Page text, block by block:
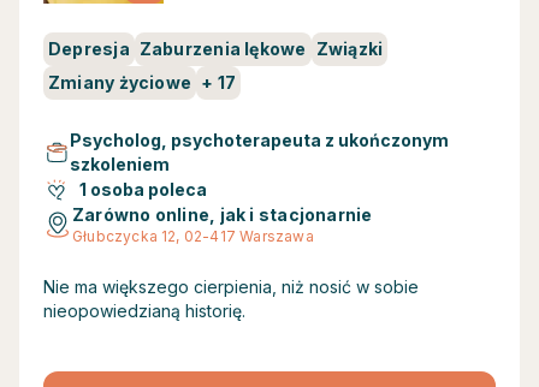
Depresja Zaburzenia lękowe
Związki
Zmiany życiowe + 17
Psycholog, psychoterapeuta z ukończonym
szkoleniem
1 osoba poleca
Zarówno online, jak i stacjonarnie
Głubczycka 12, 02-417 Warszawa
Nie ma większego cierpienia, niż nosić w sobie
nieopowiedzianą historię.